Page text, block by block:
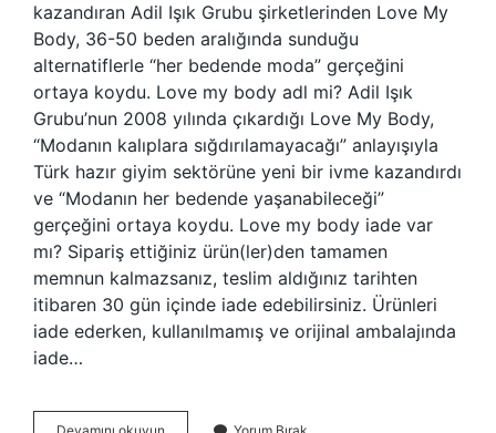
kazandıran Adil Işık Grubu şirketlerinden Love My
Body, 36-50 beden aralığında sunduğu
alternatiflerle “her bedende moda” gerçeğini
ortaya koydu. Love my body adl mi? Adil Işık
Grubu’nun 2008 yılında çıkardığı Love My Body,
“Modanın kalıplara sığdırılamayacağı” anlayışıyla
Türk hazır giyim sektörüne yeni bir ivme kazandırdı
ve “Modanın her bedende yaşanabileceği”
gerçeğini ortaya koydu. Love my body iade var
mı? Sipariş ettiğiniz ürün(ler)den tamamen
memnun kalmazsanız, teslim aldığınız tarihten
itibaren 30 gün içinde iade edebilirsiniz. Ürünleri
iade ederken, kullanılmamış ve orijinal ambalajında ​​
iade…